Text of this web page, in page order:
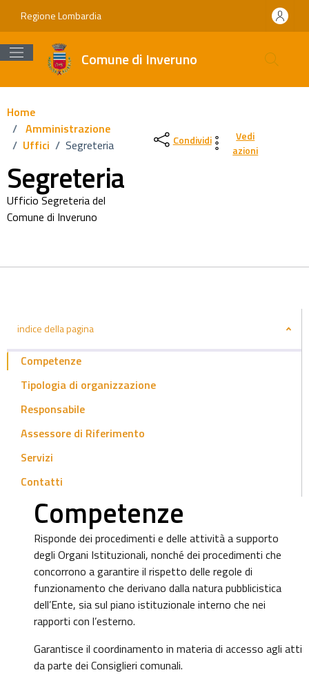
Vai ai contenuti
Vai al footer
Regione Lombardia
Comune di Inveruno
Home
/ Amministrazione
/ Uffici / Segreteria
Segreteria
Ufficio Segreteria del
Comune di Inveruno
Condividi
Vedi
azioni
indice della pagina
Competenze
Tipologia di organizzazione
Responsabile
Assessore di Riferimento
Servizi
Contatti
Competenze
Risponde dei procedimenti e delle attività a supporto
degli Organi Istituzionali, nonché dei procedimenti che
concorrono a garantire il rispetto delle regole di
funzionamento che derivano dalla natura pubblicistica
dell’Ente, sia sul piano istituzionale interno che nei
rapporti con l’esterno.
Garantisce il coordinamento in materia di accesso agli atti
da parte dei Consiglieri comunali.